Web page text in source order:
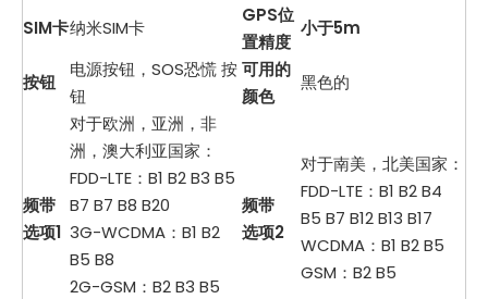
SIM卡纳米SIM卡
GPS位
置精度
小于5m
按钮
电源按钮，SOS恐慌按
钮
可用的
颜色
黑色的
频带
选项1
对于欧洲，亚洲，非
洲，澳大利亚国家：
FDD-LTE：B1 B2 B3 B5
B7 B7 B8 B20
3G-WCDMA：B1 B2
B5 B8
2G-GSM：B2 B3 B5
频带
选项2
对于南美，北美国家：
FDD-LTE：B1 B2 B4
B5 B7 B12 B13 B17
WCDMA：B1 B2 B5
GSM：B2 B5